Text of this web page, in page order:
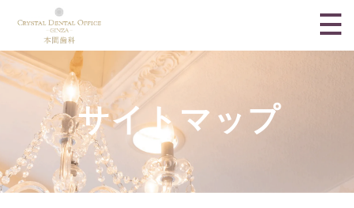
サイトマップ